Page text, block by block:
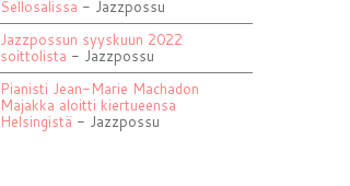
Sellosalissa - Jazzpossu
Jazzpossun syyskuun 2022
soittolista - Jazzpossu
Pianisti Jean-Marie Machadon
Majakka aloitti kiertueensa
Helsingistä - Jazzpossu